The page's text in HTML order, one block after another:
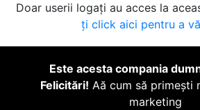
Doar userii logați au acces la
ți click aici pentru a
Este acesta compania
Felicitări! Aă cum să primești
marketing